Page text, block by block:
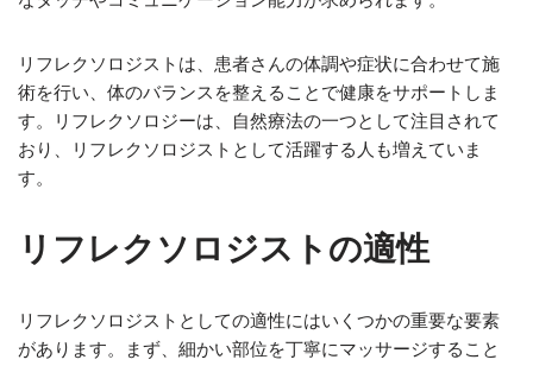
リフレクソロジストは、患者さんの体調や症状に合わせて施
術を行い、体のバランスを整えることで健康をサポートしま
す。リフレクソロジーは、自然療法の一つとして注目されて
おり、リフレクソロジストとして活躍する人も増えていま
す。
リフレクソロジストの適性
リフレクソロジストとしての適性にはいくつかの重要な要素
があります。まず、細かい部位を丁寧にマッサージすること